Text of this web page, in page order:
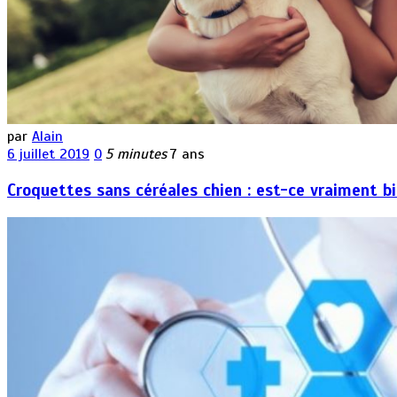
par Alain
6 juillet 2019 0 5 minutes 7 ans
Croquettes sans céréales chien : est-ce vraiment